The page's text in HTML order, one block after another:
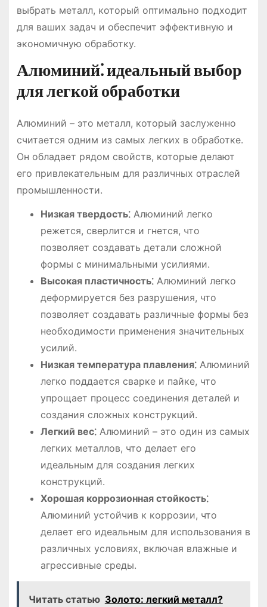
выбрать металл, который оптимально подходит
для ваших задач и обеспечит эффективную и
экономичную обработку.
Алюминий⁚ идеальный выбор
для легкой обработки
Алюминий – это металл, который заслуженно
считается одним из самых легких в обработке.
Он обладает рядом свойств, которые делают
его привлекательным для различных отраслей
промышленности.
Низкая твердость⁚Алюминий легко
режется, сверлится и гнется, что
позволяет создавать детали сложной
формы с минимальными усилиями.
Высокая пластичность⁚Алюминий легко
деформируется без разрушения, что
позволяет создавать различные формы без
необходимости применения значительных
усилий.
Низкая температура плавления⁚Алюминий
легко поддается сварке и пайке, что
упрощает процесс соединения деталей и
создания сложных конструкций.
Легкий вес⁚Алюминий – это один из самых
легких металлов, что делает его
идеальным для создания легких
конструкций.
Хорошая коррозионная стойкость⁚
Алюминий устойчив к коррозии, что
делает его идеальным для использования в
различных условиях, включая влажные и
агрессивные среды.
Читать статью Золото: легкий металл?